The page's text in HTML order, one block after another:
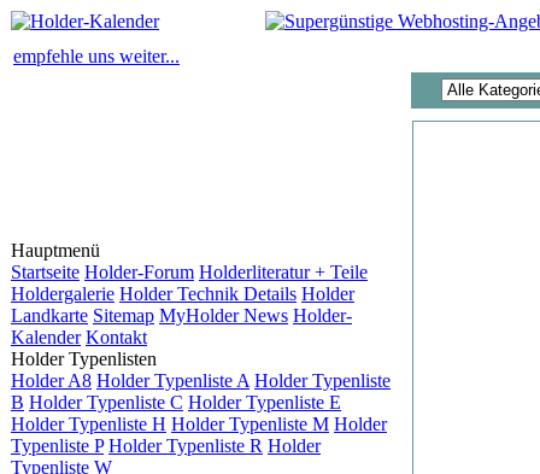
empfehle uns weiter...
Hauptmenü
Startseite Holder-Forum Holderliteratur + Teile
Holdergalerie Holder Technik Details Holder
Landkarte Sitemap MyHolder News Holder-
Kalender Kontakt
Holder Typenlisten
Holder A8 Holder Typenliste A Holder Typenliste
B Holder Typenliste C Holder Typenliste E
Holder Typenliste H Holder Typenliste M Holder
Typenliste P Holder Typenliste R Holder
Typenliste W